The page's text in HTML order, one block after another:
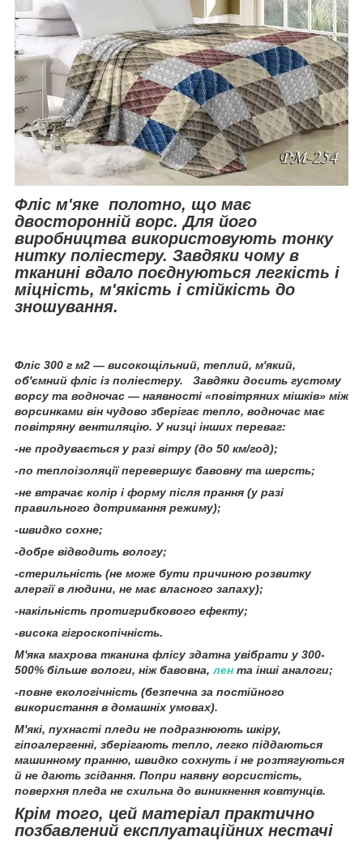
Фліс м'яке полотно, що має
двосторонній ворс. Для його
виробництва використовують тонку
нитку поліестеру. Завдяки чому в
тканині вдало поєднуються легкість і
міцність, м'якість і стійкість до
зношування.
Фліс 300 г м2 — високощільний, теплий, м'який,
об'ємний фліс із поліестеру. Завдяки досить густому
ворсу та водночас — наявності «повітряних мішків» між
ворсинками він чудово зберігає тепло, водночас має
повітряну вентиляцію. У низці інших переваг:
-не продувається у разі вітру (до 50 км/год);
-по теплоізоляції перевершує бавовну та шерсть;
-не втрачає колір і форму після прання (у разі
правильного дотримання режиму);
-швидко сохне;
-добре відводить вологу;
-стерильність (не може бути причиною розвитку
алергії в людини, не має власного запаху);
-накільність протигрибкового ефекту;
-висока гігроскопічність.
М'яка махрова тканина флісу здатна увібрати у 300-
500% більше вологи, ніж бавовна,лен та інші аналоги;
-повне екологічність (безпечна за постійного
використання в домашніх умовах).
М'які, пухнасті пледи не подразнюють шкіру,
гіпоалергенні, зберігають тепло, легко піддаються
машинному пранню, швидко сохнуть і не розтягуються
й не дають зсідання. Попри наявну ворсистість,
поверхня пледа не схильна до виникнення ковтунців.
Крім того, цей матеріал практично
позбавлений експлуатаційних нестачі